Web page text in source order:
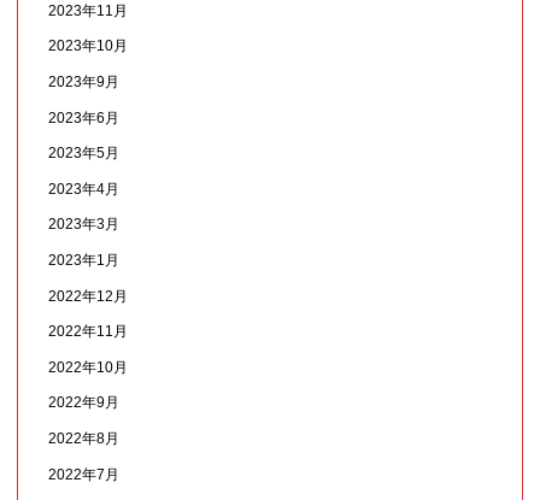
2023年11月
2023年10月
2023年9月
2023年6月
2023年5月
2023年4月
2023年3月
2023年1月
2022年12月
2022年11月
2022年10月
2022年9月
2022年8月
2022年7月